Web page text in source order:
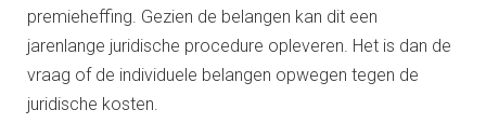
premieheffing. Gezien de belangen kan dit een
jarenlange juridische procedure opleveren. Het is dan de
vraag of de individuele belangen opwegen tegen de
juridische kosten.